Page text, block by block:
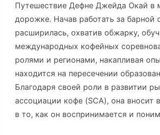
Путешествие Дефне Джейда Окай в
дорожке. Начав работать за барной
расширилась, охватив обжарку,
международных кофейных
ролями и регионами, накапливая
находится на пересечении
Благодаря своей роли в развитии
ассоциации кофе (SCA), она вносит
в то, как он воспринимается и